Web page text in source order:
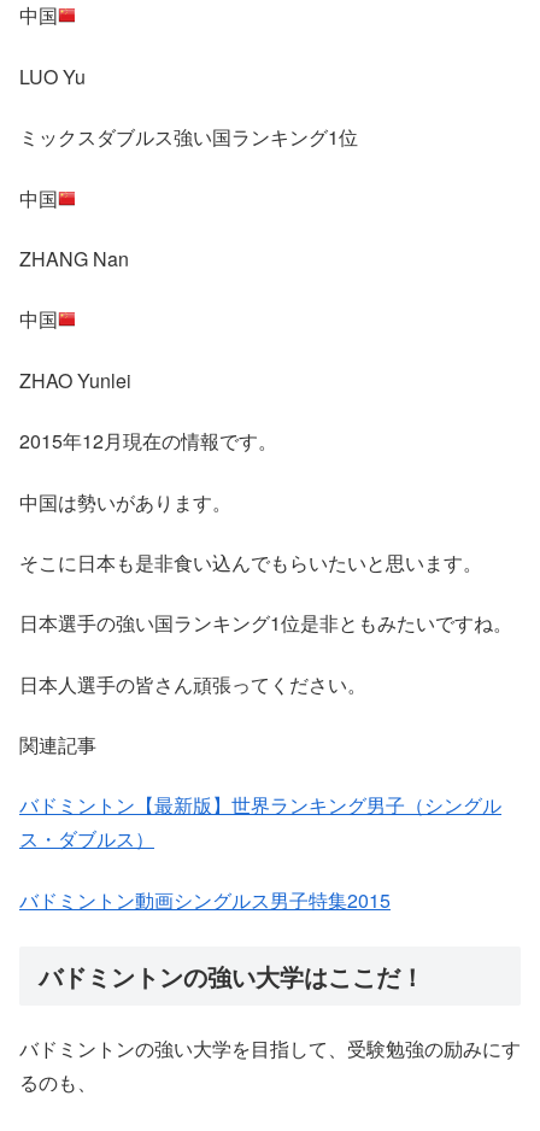
中国
LUO Yu
ミックスダブルス強い国ランキング1位
中国
ZHANG Nan
中国
ZHAO Yunlei
2015年12月現在の情報です。
中国は勢いがあります。
そこに日本も是非食い込んでもらいたいと思います。
日本選手の強い国ランキング1位是非ともみたいですね。
日本人選手の皆さん頑張ってください。
関連記事
バドミントン【最新版】世界ランキング男子（シングル
ス・ダブルス）
バドミントン動画シングルス男子特集2015
バドミントンの強い大学はここだ！
バドミントンの強い大学を目指して、受験勉強の励みにす
るのも、